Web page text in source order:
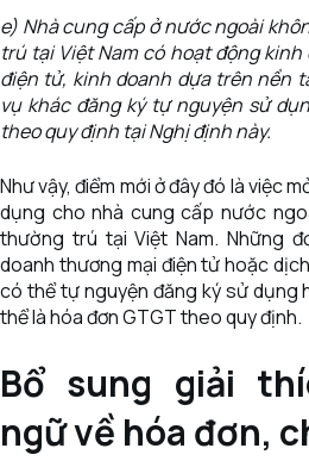
e) Nhà cung cấp ở nước ngoài
trú tại Việt Nam có hoạt động
điện tử, kinh doanh dựa trên nền
vụ khác đăng ký tự nguyện sử
theo quy định tại Nghị định này.
Như vậy, điểm mới ở đây đó là việc
dụng cho nhà cung cấp nước
thường trú tại Việt Nam. Những
doanh thương mại điện tử hoặc
có thể tự nguyện đăng ký sử dụng
thể là hóa đơn GTGT theo quy định.
Bổ sung giải
ngữ về hóa đơn,